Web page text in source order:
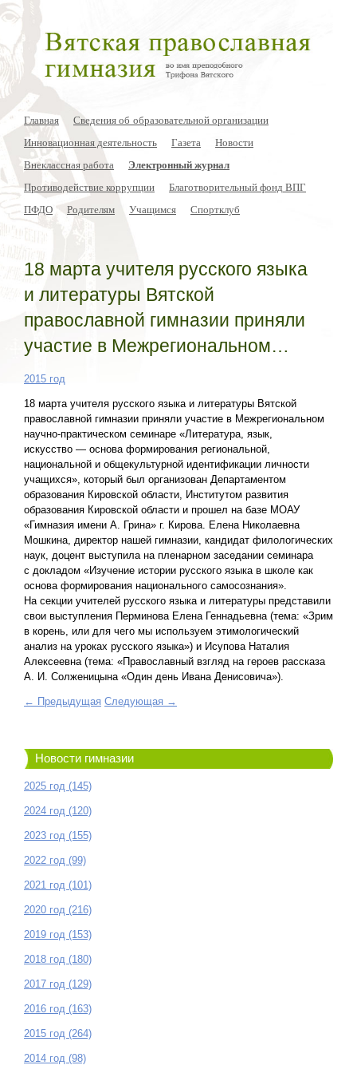
Главная
Сведения об образовательной организации
Инновационная деятельность
Газета
Новости
Внеклассная работа
Электронный журнал
Противодействие коррупции
Благотворительный фонд ВПГ
ПФДО
Родителям Учащимся Спортклуб
18 марта учителя русского языка
и литературы Вятской
православной гимназии приняли
участие в Межрегиональном…
2015 год
18 марта учителя русского языка и литературы Вятской
православной гимназии приняли участие в Межрегиональном
научно-практическом семинаре «Литература, язык,
искусство — основа формирования региональной,
национальной и общекультурной идентификации личности
учащихся», который был организован Департаментом
образования Кировской области, Институтом развития
образования Кировской области и прошел на базе МОАУ
«Гимназия имени А. Грина» г. Кирова. Елена Николаевна
Мошкина, директор нашей гимназии, кандидат филологических
наук, доцент выступила на пленарном заседании семинара
с докладом «Изучение истории русского языка в школе как
основа формирования национального самосознания».
На секции учителей русского языка и литературы представили
свои выступления Перминова Елена Геннадьевна (тема: «Зрим
в корень, или для чего мы используем этимологический
анализ на уроках русского языка») и Исупова Наталия
Алексеевна (тема: «Православный взгляд на героев рассказа
А. И. Солженицына «Один день Ивана Денисовича»).
← Предыдущая Следующая →
Новости гимназии
2025 год (145)
2024 год (120)
2023 год (155)
2022 год (99)
2021 год (101)
2020 год (216)
2019 год (153)
2018 год (180)
2017 год (129)
2016 год (163)
2015 год (264)
2014 год (98)